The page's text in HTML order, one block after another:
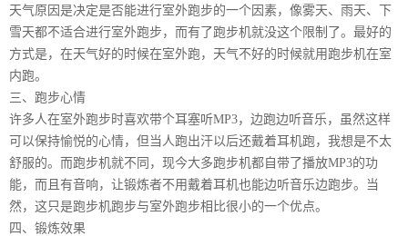
天气原因是决定是否能进行室外跑步的一个因素，像雾天、雨天、下
雪天都不适合进行室外跑步，而有了跑步机就没这个限制了。最好的
方式是，在天气好的时候在室外跑，天气不好的时候就用跑步机在室
内跑。
三、跑步心情
许多人在室外跑步时喜欢带个耳塞听MP3，边跑边听音乐，虽然这样
可以保持愉悦的心情，但当人跑出汗以后还戴着耳机跑，我想是不太
舒服的。而跑步机就不同，现今大多跑步机都自带了播放MP3的功
能，而且有音响，让锻炼者不用戴着耳机也能边听音乐边跑步。当
然，这只是跑步机跑步与室外跑步相比很小的一个优点。
四、锻炼效果